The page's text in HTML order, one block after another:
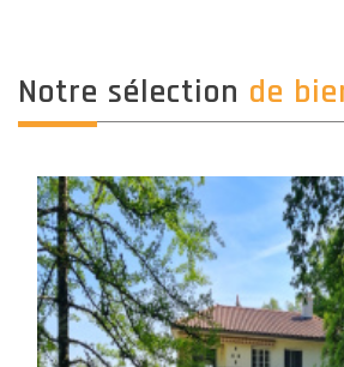
Notre sélection de